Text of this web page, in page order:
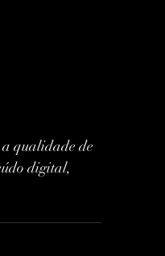
qualidade de
digital,